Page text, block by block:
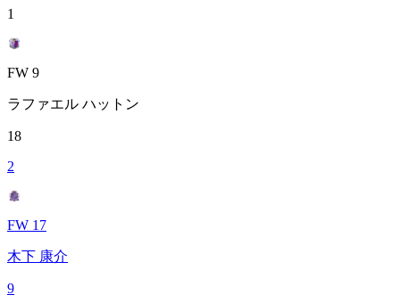
1
FW 9
ラファエル ハットン
18
2
FW 17
木下 康介
9